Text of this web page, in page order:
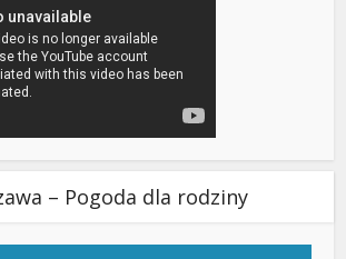
– Pogoda dla rodziny